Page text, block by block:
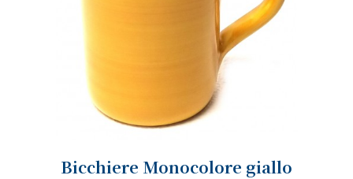
Bicchiere Monocolore giallo